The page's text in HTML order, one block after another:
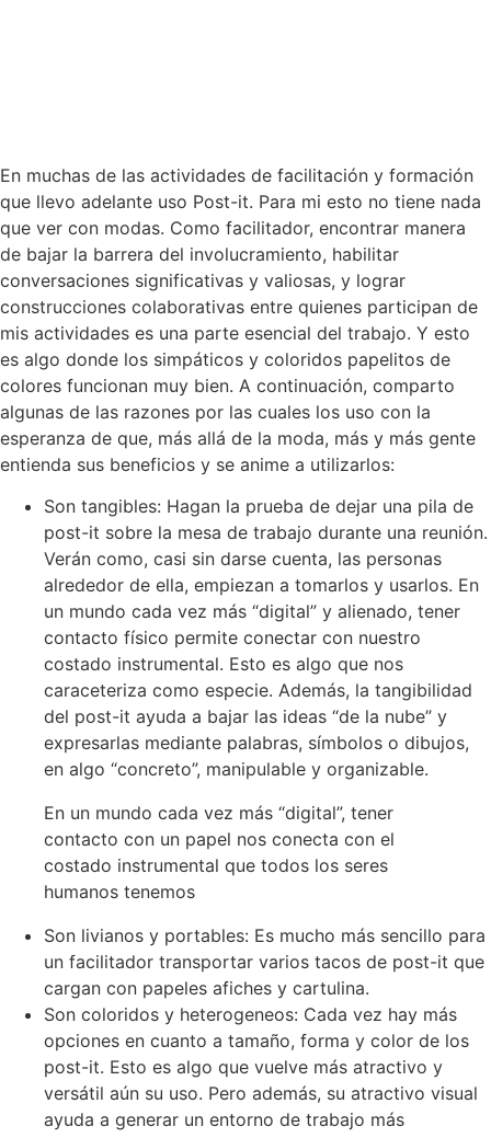
En muchas de las actividades de facilitación y formación
que llevo adelante uso Post-it. Para mi esto no tiene nada
que ver con modas. Como facilitador, encontrar manera
de bajar la barrera del involucramiento, habilitar
conversaciones significativas y valiosas, y lograr
construcciones colaborativas entre quienes participan de
mis actividades es una parte esencial del trabajo. Y esto
es algo donde los simpáticos y coloridos papelitos de
colores funcionan muy bien. A continuación, comparto
algunas de las razones por las cuales los uso con la
esperanza de que, más allá de la moda, más y más gente
entienda sus beneficios y se anime a utilizarlos:
Son tangibles: Hagan la prueba de dejar una pila de
post-it sobre la mesa de trabajo durante una reunión.
Verán como, casi sin darse cuenta, las personas
alrededor de ella, empiezan a tomarlos y usarlos. En
un mundo cada vez más “digital” y alienado, tener
contacto físico permite conectar con nuestro
costado instrumental. Esto es algo que nos
caraceteriza como especie. Además, la tangibilidad
del post-it ayuda a bajar las ideas “de la nube” y
expresarlas mediante palabras, símbolos o dibujos,
en algo “concreto”, manipulable y organizable.
En un mundo cada vez más “digital”, tener
contacto con un papel nos conecta con el
costado instrumental que todos los seres
humanos tenemos
Son livianos y portables: Es mucho más sencillo para
un facilitador transportar varios tacos de post-it que
cargan con papeles afiches y cartulina.
Son coloridos y heterogeneos: Cada vez hay más
opciones en cuanto a tamaño, forma y color de los
post-it. Esto es algo que vuelve más atractivo y
versátil aún su uso. Pero además, su atractivo visual
ayuda a generar un entorno de trabajo más